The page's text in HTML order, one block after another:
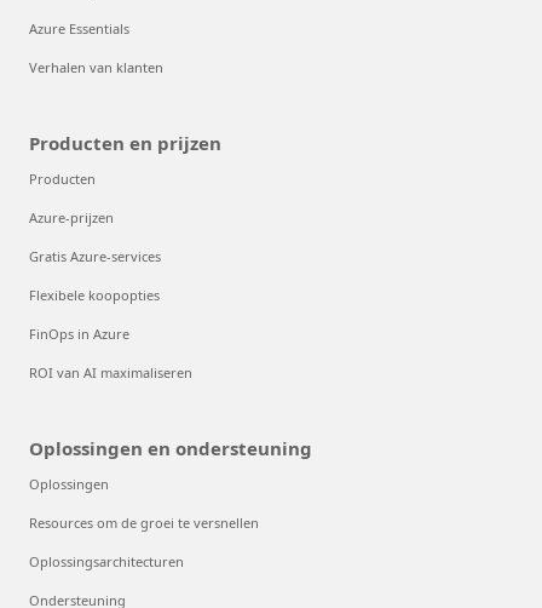
Azure Essentials
Verhalen van klanten
Producten en prijzen
Producten
Azure-prijzen
Gratis Azure-services
Flexibele koopopties
FinOps in Azure
ROI van AI maximaliseren
Oplossingen en ondersteuning
Oplossingen
Resources om de groei te versnellen
Oplossingsarchitecturen
Ondersteuning